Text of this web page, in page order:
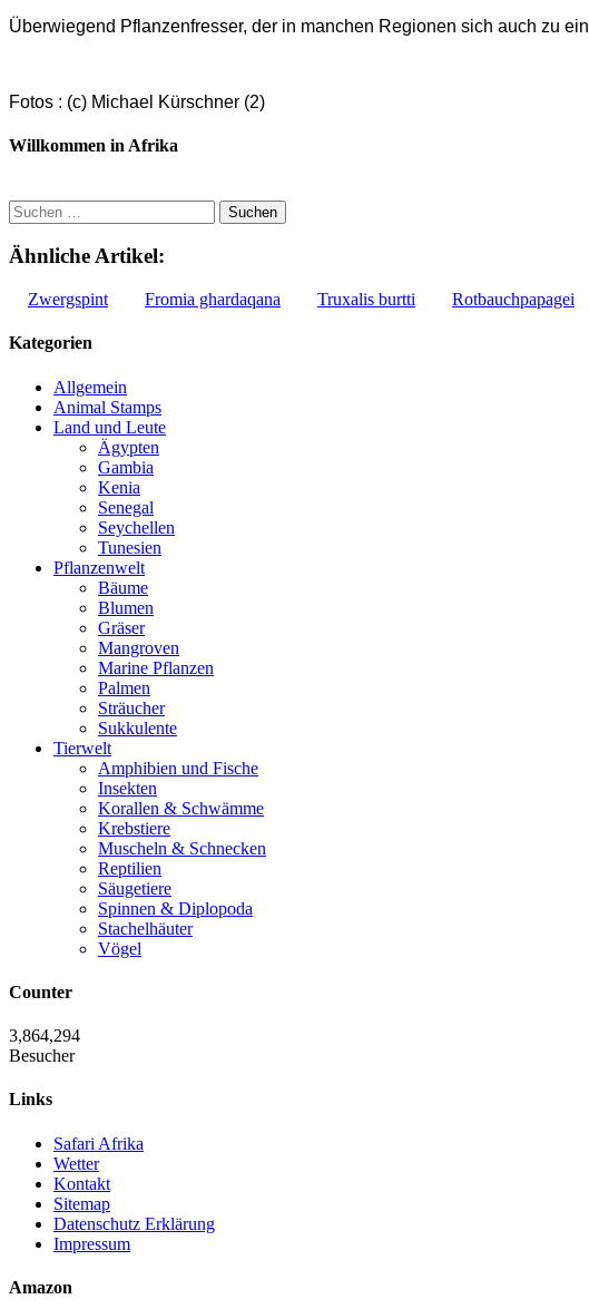
Überwiegend Pflanzenfresser, der in manchen Regionen sich auch zu
Fotos : (c) Michael Kürschner (2)
Willkommen in Afrika
Suchen
nach:
Ähnliche Artikel:
Zwergspint Fromia ghardaqana Truxalis burtti Rotbauchpapagei
Kategorien
Allgemein
Animal Stamps
Land und Leute
Ägypten
Gambia
Kenia
Senegal
Seychellen
Tunesien
Pflanzenwelt
Bäume
Blumen
Gräser
Mangroven
Marine Pflanzen
Palmen
Sträucher
Sukkulente
Tierwelt
Amphibien und Fische
Insekten
Korallen & Schwämme
Krebstiere
Muscheln & Schnecken
Reptilien
Säugetiere
Spinnen & Diplopoda
Stachelhäuter
Vögel
Counter
3,864,294
Besucher
Links
Safari Afrika
Wetter
Kontakt
Sitemap
Datenschutz Erklärung
Impressum
Amazon